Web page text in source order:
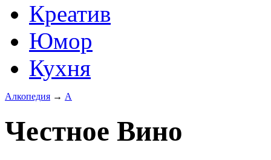
Креатив
Юмор
Кухня
Алкопедия → А
Честное Вино